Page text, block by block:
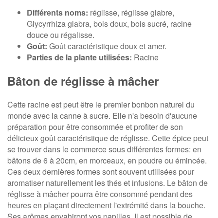
Différents noms: réglisse, réglisse glabre,
Glycyrrhiza glabra, bois doux, bois sucré, racine
douce ou régalisse.
Goût: Goût caractéristique doux et amer.
Parties de la plante utilisées: Racine
Bâton de réglisse à mâcher
Cette racine est peut être le premier bonbon naturel du
monde avec la canne à sucre. Elle n'a besoin d'aucune
préparation pour être consommée et profiter de son
délicieux goût caractéristique de réglisse. Cette épice peut
se trouver dans le commerce sous différentes formes: en
bâtons de 6 à 20cm, en morceaux, en poudre ou émincée.
Ces deux dernières formes sont souvent utilisées pour
aromatiser naturellement les thés et infusions. Le bâton de
réglisse à mâcher pourra être consommé pendant des
heures en plaçant directement l'extrémité dans la bouche.